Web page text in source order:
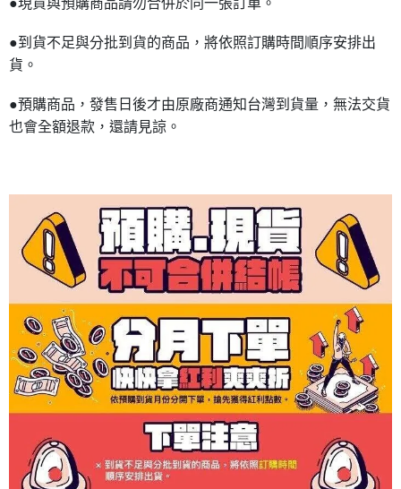
●到貨不足與分批到貨的商品，將依照訂購時間順序安排出
貨。
●預購商品，發售日後才由原廠商通知台灣到貨量，無法交貨
也會全額退款，還請見諒。